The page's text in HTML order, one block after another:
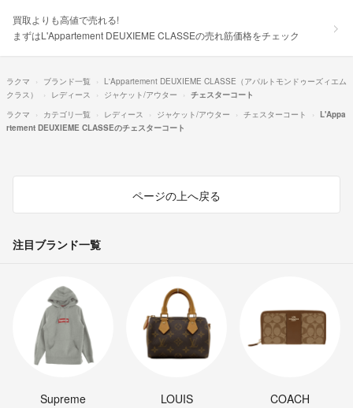
買取よりも高値で売れる!
まずはL'Appartement DEUXIEME CLASSEの売れ筋価格をチェック
ラクマ ブランド一覧
L'Appartement DEUXIEME CLASSE（アパルトモンドゥーズィエム
クラス）
レディース ジャケット/アウター
チェスターコート
ラクマ
カテゴリ一覧 レディース ジャケット/アウター チェスターコート
L'Appa
rtement DEUXIEME CLASSEのチェスターコート
ページの上へ戻る
注目ブランド一覧
Supreme
LOUIS
COACH